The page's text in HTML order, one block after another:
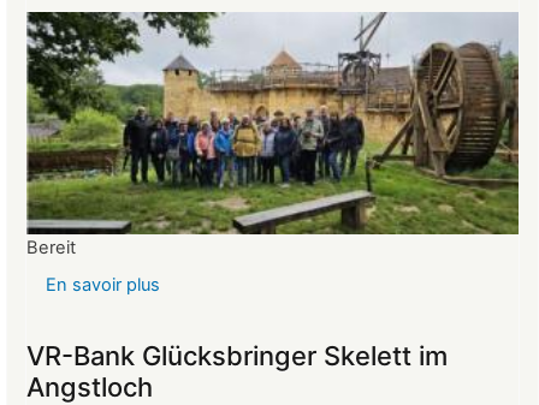
26.03.2025
Bereit
En savoir plus
ins
Mittelalter
VR-Bank Glücksbringer Skelett im
Angstloch